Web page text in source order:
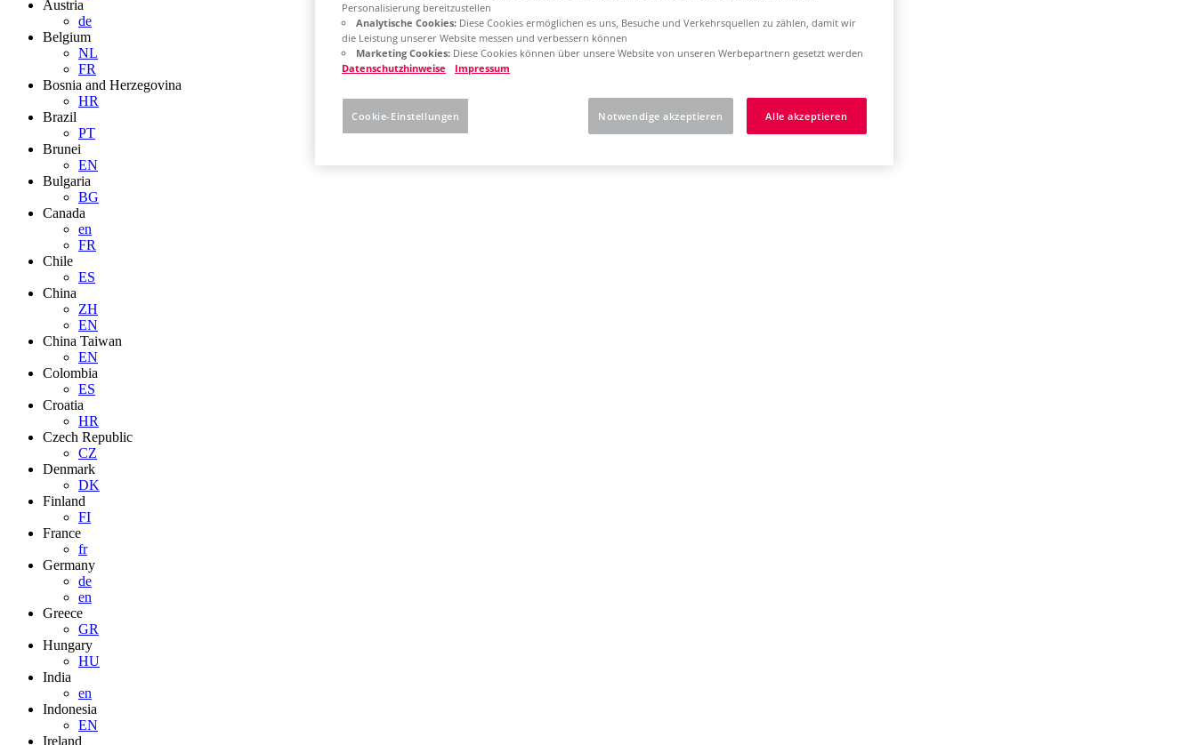
Austria
de
Belgium
NL
FR
Bosnia and Herzegovina
HR
Brazil
PT
Brunei
EN
Bulgaria
BG
Canada
en
FR
Chile
ES
China
ZH
EN
China Taiwan
EN
Colombia
ES
Croatia
HR
Czech Republic
CZ
Denmark
DK
Finland
FI
France
fr
Germany
de
en
Greece
GR
Hungary
HU
India
en
Indonesia
EN
Ireland
Personalisierung bereitzustellen
Analytische Cookies: Diese Cookies ermöglichen es uns, Besuche und Verkehrsquellen zu zählen, damit wir
die Leistung unserer Website messen und verbessern können
Marketing Cookies: Diese Cookies können über unsere Website von unseren Werbepartnern gesetzt werden
Datenschutzhinweise
Impressum
Notwendige akzeptieren Alle akzeptieren
Cookie-Einstellungen